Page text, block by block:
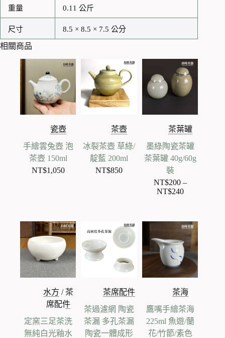
重量 0.11 公斤
尺寸 8.5 × 8.5 × 7.5 公分
相關商品
瓷壺
手繪雲兔壺 泡
茶壺 150ml
NT$1,050
茶壺
冰裂茶壺 草綠/
靛藍 200ml
NT$850
茶葉罐
墨綠陶瓷茶罐
茶葉罐 40g/60g
裝
NT$200 –
NT$240價
圍：
NT$200
到
NT$240
水方 /茶
席配件
定窯三足茶洗
無純白光釉水
茶席配件
茶過濾網 陶瓷
茶漏 多孔茶漏
陶瓷一體成形
茶海
鷹嘴手繪茶海
225ml 魚遊/蘭
花/竹節/素色